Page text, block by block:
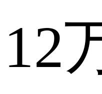
12